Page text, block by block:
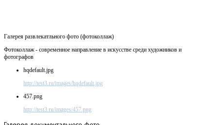
Галерея развлекатльного фото (фотоколлаж)
Фотоколлаж - современное направление в искусстве среди художников и
фотографов
hqdefault.jpg
http://test3.ru/images/hqdefault.jpg
457.png
http://test3.ru/images/457.png